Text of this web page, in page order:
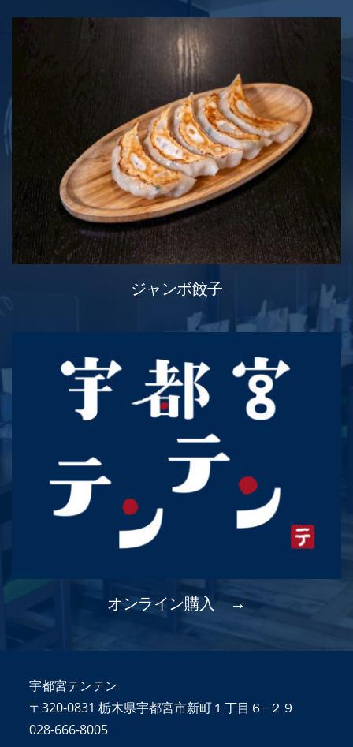
ジャンボ餃子
オンライン購入　→
宇都宮テンテン
〒320-0831 栃木県宇都宮市新町１丁目６−２９
028-666-8005